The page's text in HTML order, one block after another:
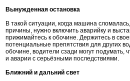
Вынужденная остановка
В такой ситуации, когда машина
причины, нужно включить аварийку и
прижимайтесь к обочине. Держитесь в
потенциальные препятствия для других
обочине, водители сзади могут подумать,
и аварии с серьёзными последствиями.
Ближний и дальний свет